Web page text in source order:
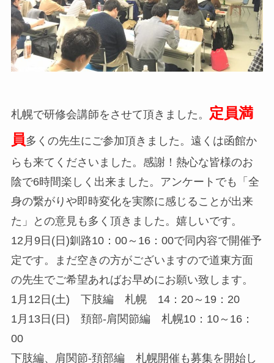
札幌で研修会講師をさせて頂きました。
定員満
員多くの先生にご参加頂きました。遠くは函館か
らも来てくださいました。感謝！熱心な皆様のお
陰で6時間楽しく出来ました。アンケートでも「全
身の繋がりや即時変化を実際に感じることが出来
た」との意見も多く頂きました。嬉しいです。
12月9日(日)釧路10：00～16：00で同内容で開催予
定です。まだ空きの方がございますので道東方面
の先生でご希望あればお早めにお願い致します。
1月12日(土) 下肢編 札幌 14：20～19：20
1月13日(日) 頚部-肩関節編 札幌10：10～16：
00
下肢編、肩関節-頚部編 札幌開催も募集を開始し